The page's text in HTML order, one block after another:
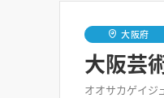
大阪府
大阪芸
オオサカゲイジ